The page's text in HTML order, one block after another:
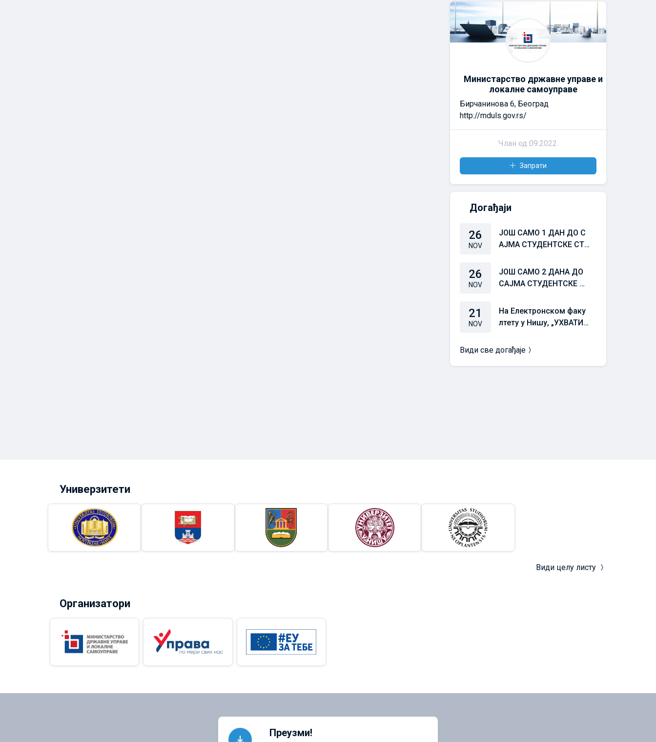
Министарство државне управе и
локалне самоуправе
Бирчанинова 6, Београд
http://mduls.gov.rs/
Члан од 09.2022.
Запрати
Догађаји
26
NOV
ЈОШ САМО 1 ДАН ДО С
АЈМА СТУДЕНТСКЕ СТР
26
NOV
ЈОШ САМО 2 ДАНА ДО
САЈМА СТУДЕНТСКЕ СТ
21
NOV
На Електронском факу
лтету у Нишу, „УХВАТИТ
у 10,00 часова
Види све догађаје
Универзитети
Види целу листу
Организатори
Преузми!